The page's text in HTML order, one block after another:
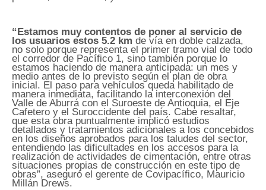
“Estamos muy contentos de poner al servicio de
los usuarios estos 5.2 km de vía en doble calzada,
no solo porque representa el primer tramo vial de todo
el corredor de Pacífico 1, sino también porque lo
estamos haciendo de manera anticipada: un mes y
medio antes de lo previsto según el plan de obra
inicial. El paso para vehículos queda habilitado de
manera inmediata, facilitando la interconexión del
Valle de Aburrá con el Suroeste de Antioquia, el Eje
Cafetero y el Suroccidente del país. Cabe resaltar,
que esta obra puntualmente implicó estudios
detallados y tratamientos adicionales a los concebidos
en los diseños aprobados para los taludes del sector,
entendiendo las dificultades en los accesos para la
realización de actividades de cimentación, entre otras
situaciones propias de construcción en este tipo de
obras”, aseguró el gerente de Covipacífico, Mauricio
Millán Drews.